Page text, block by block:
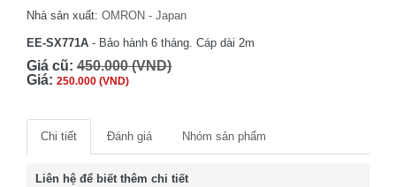
Nhà sản xuất: OMRON - Japan
EE-SX771A - Bảo hành 6 tháng. Cáp dài 2m
Giá cũ: 450.000 (VND)
Giá: 250.000 (VND)
Chi tiết Đánh giá Nhóm sản phẩm
Liên hệ để biết thêm chi tiết